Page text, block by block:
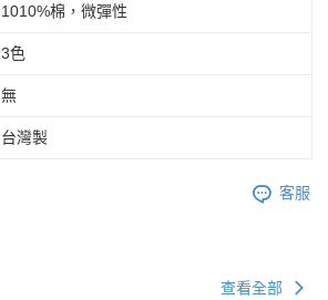
1010%棉，微彈性
3色
無
台灣製
客服
查看全部